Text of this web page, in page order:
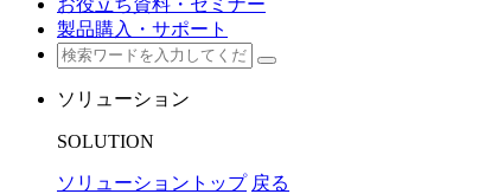
お役立ち資料・セミナー
製品購入・サポート
ソリューション
SOLUTION
ソリューショントップ 戻る